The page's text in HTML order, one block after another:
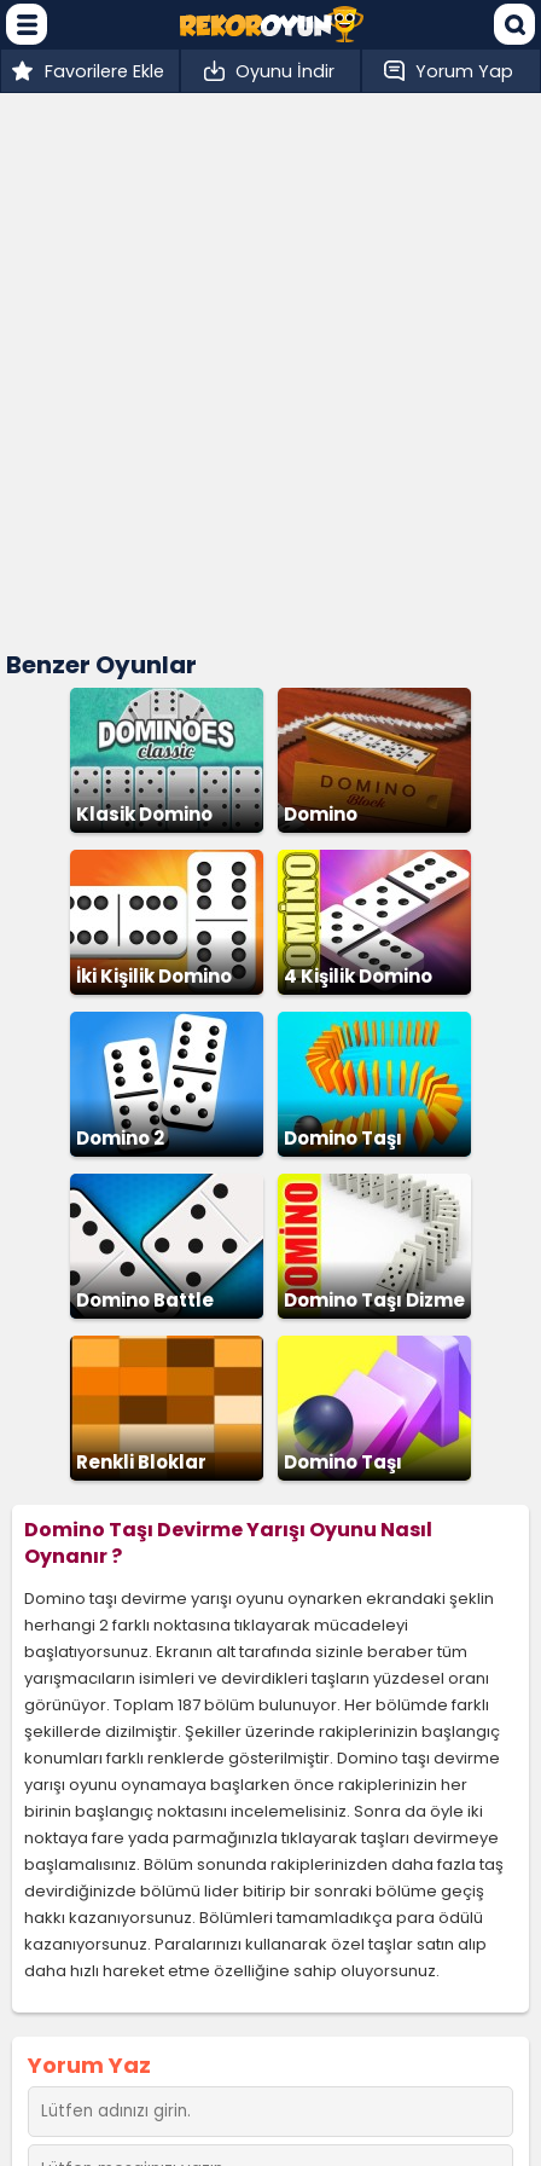
Favorilere Ekle Oyunu İndir Yorum Yap
Benzer Oyunlar
Klasik Domino Domino
İki Kişilik Domino 4 Kişilik Domino
Domino 2
Domino Taşı
Devirme 2
Domino Battle Domino Taşı Dizme
Renkli Bloklar
Domino Taşı
Domino Taşı Devirme Yarışı Oyunu Nasıl
Oynanır ?
Domino taşı devirme yarışı oyunu oynarken ekrandaki şeklin
herhangi 2 farklı noktasına tıklayarak mücadeleyi
başlatıyorsunuz. Ekranın alt tarafında sizinle beraber tüm
yarışmacıların isimleri ve devirdikleri taşların yüzdesel oranı
görünüyor. Toplam 187 bölüm bulunuyor. Her bölümde farklı
şekillerde dizilmiştir. Şekiller üzerinde rakiplerinizin başlangıç
konumları farklı renklerde gösterilmiştir. Domino taşı devirme
yarışı oyunu oynamaya başlarken önce rakiplerinizin her
birinin başlangıç noktasını incelemelisiniz. Sonra da öyle iki
noktaya fare yada parmağınızla tıklayarak taşları devirmeye
başlamalısınız. Bölüm sonunda rakiplerinizden daha fazla taş
devirdiğinizde bölümü lider bitirip bir sonraki bölüme geçiş
hakkı kazanıyorsunuz. Bölümleri tamamladıkça para ödülü
kazanıyorsunuz. Paralarınızı kullanarak özel taşlar satın alıp
daha hızlı hareket etme özelliğine sahip oluyorsunuz.
Yorum Yaz